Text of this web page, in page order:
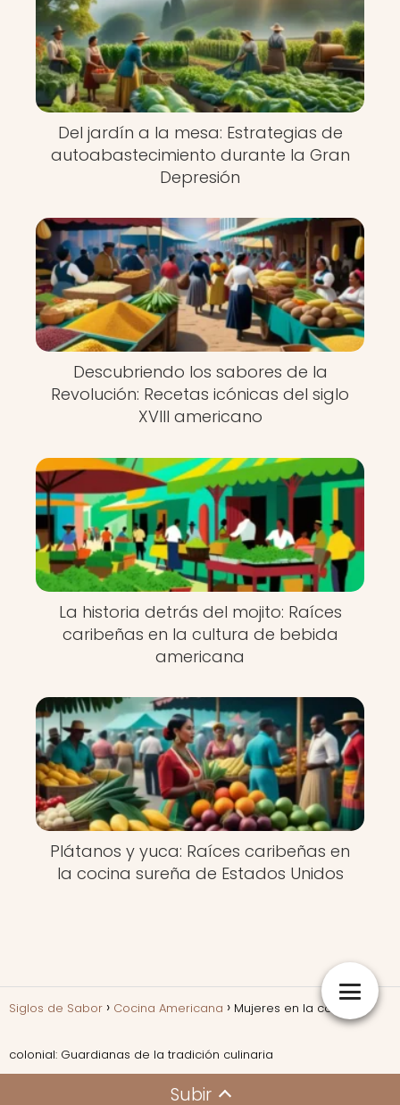
Del jardín a la mesa: Estrategias de
autoabastecimiento durante la Gran
Depresión
Descubriendo los sabores de la
Revolución: Recetas icónicas del siglo
XVIII americano
La historia detrás del mojito: Raíces
caribeñas en la cultura de bebida
americana
Plátanos y yuca: Raíces caribeñas en
la cocina sureña de Estados Unidos
Siglos de Sabor Cocina Americana Mujeres en la cocina
colonial: Guardianas de la tradición culinaria
Subir